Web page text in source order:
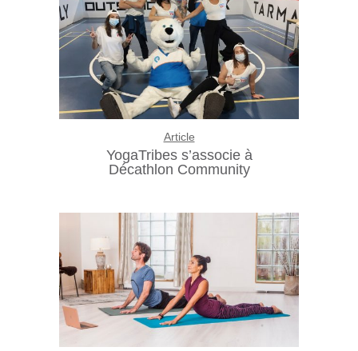
Article
YogaTribes s’associe à
Décathlon Community